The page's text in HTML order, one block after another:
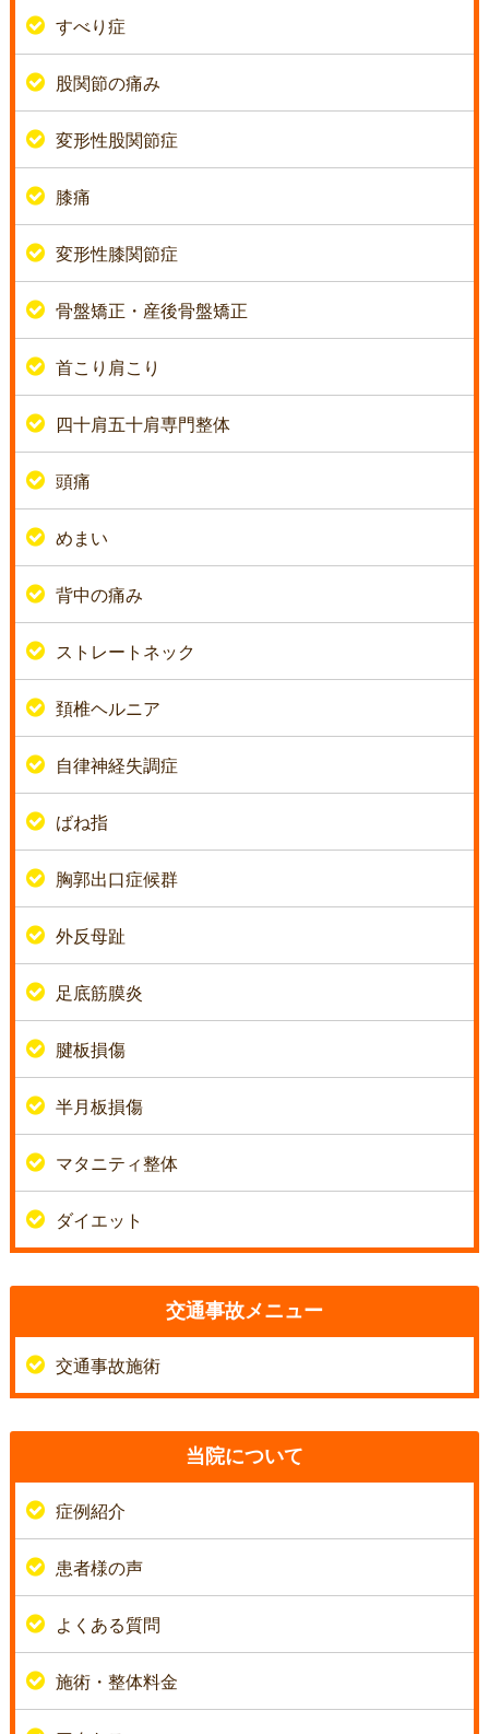
すべり症
股関節の痛み
変形性股関節症
膝痛
変形性膝関節症
骨盤矯正・産後骨盤矯正
首こり肩こり
四十肩五十肩専門整体
頭痛
めまい
背中の痛み
ストレートネック
頚椎ヘルニア
自律神経失調症
ばね指
胸郭出口症候群
外反母趾
足底筋膜炎
腱板損傷
半月板損傷
マタニティ整体
ダイエット
交通事故メニュー
交通事故施術
当院について
症例紹介
患者様の声
よくある質問
施術・整体料金